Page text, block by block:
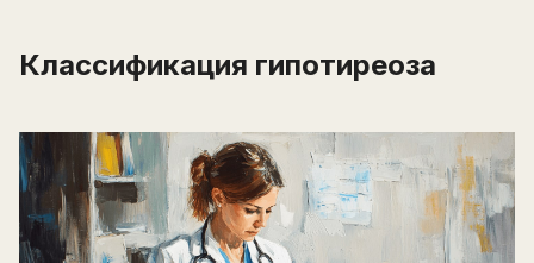
Классификация гипотиреоза